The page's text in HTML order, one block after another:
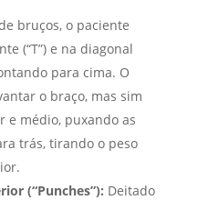
bruços, o paciente
(“T”) e na diagonal
para cima. O
o braço, mas sim
médio, puxando as
trás, tirando o peso
(“Punches”): Deitado